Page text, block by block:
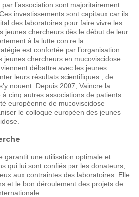
l’association sont majoritairement
investissements sont capitaux car ils
des laboratoires pour faire vivre les
jeunes chercheurs dès le début de leur
à la lutte contre la
est confortée par l’organisation
jeunes chercheurs en mucoviscidose.
débattre avec les jeunes
leurs résultats scientifiques ; de
nouent. Depuis 2007, Vaincre la
à cinq autres associations de patients
européenne de mucoviscidose
le colloque européen des jeunes
garantit une utilisation optimale et
qui lui sont confiés par les donateurs,
aux contraintes des laboratoires. Elle
et le bon déroulement des projets de